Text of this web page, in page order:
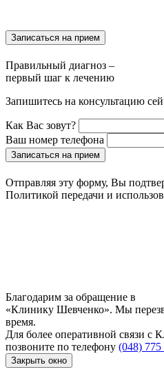
Записаться на прием
Правильный диагноз –
первый шаг к лечению
Запишитесь на консультацию
Как Вас зовут?
Ваш номер телефона
Записаться на прием
Отправляя эту форму, Вы
Политикой передачи и
Благодарим за обращение в
«Клинику Шевченко». Мы
время.
Для более оперативной связи с
позвоните по телефону (048) 775
Закрыть окно